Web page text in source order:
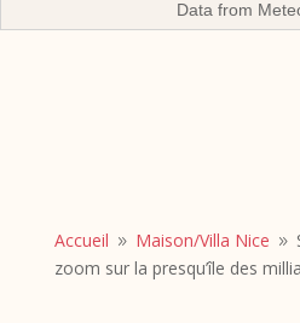
Data from
Accueil 9 Maison/Villa Nice 9
zoom sur la presqu’île des